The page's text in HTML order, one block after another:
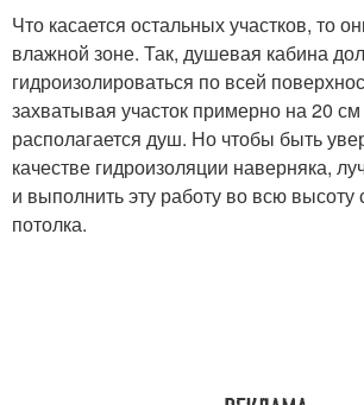
Что касается остальных участков, то
влажной зоне. Так, душевая кабина
гидроизолироваться по всей
захватывая участок примерно на 20
располагается душ. Но чтобы быть
качестве гидроизоляции наверняка,
и выполнить эту работу во всю высоту
потолка.